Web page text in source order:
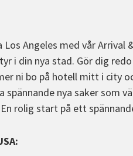
Angeles med vår Arrival
i din nya stad. Gör dig
ni bo på hotell mitt i city
nya saker som
rolig start på ett